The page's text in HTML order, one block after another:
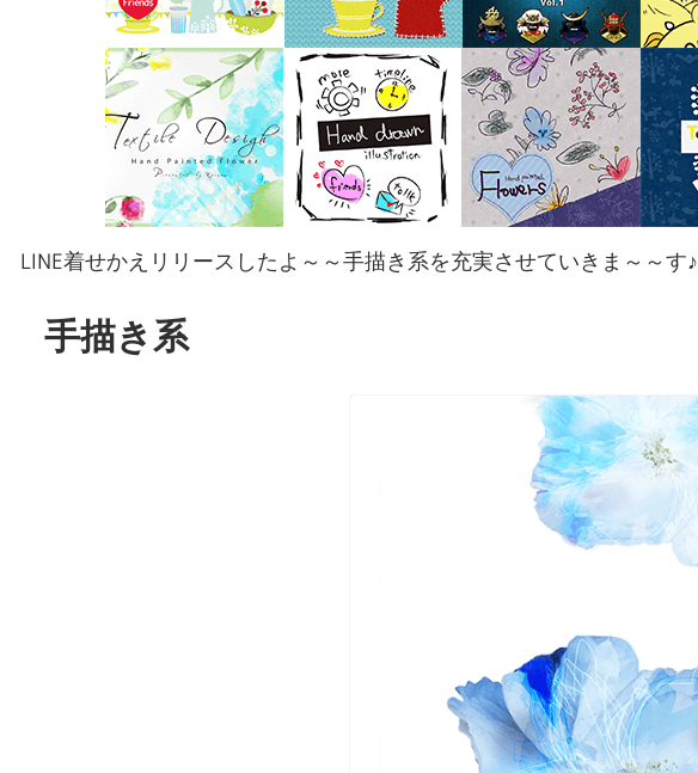
LINE着せかえリリースしたよ～～手描き系を充実させていきま～～す♪
手描き系